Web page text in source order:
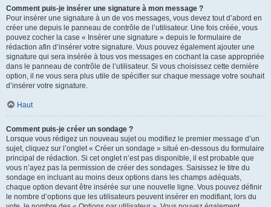
Comment puis-je insérer une signature à mon message ?
Pour insérer une signature à un de vos messages, vous devez tout d’abord en
créer une depuis le panneau de contrôle de l’utilisateur. Une fois créée, vous
pouvez cocher la case « Insérer une signature » depuis le formulaire de
rédaction afin d’insérer votre signature. Vous pouvez également ajouter une
signature qui sera insérée à tous vos messages en cochant la case appropriée
dans le panneau de contrôle de l’utilisateur. Si vous choisissez cette dernière
option, il ne vous sera plus utile de spécifier sur chaque message votre souhait
d’insérer votre signature.
Haut
Comment puis-je créer un sondage ?
Lorsque vous rédigez un nouveau sujet ou modifiez le premier message d’un
sujet, cliquez sur l’onglet « Créer un sondage » situé en-dessous du formulaire
principal de rédaction. Si cet onglet n’est pas disponible, il est probable que
vous n’ayez pas la permission de créer des sondages. Saisissez le titre du
sondage en incluant au moins deux options dans les champs adéquats,
chaque option devant être insérée sur une nouvelle ligne. Vous pouvez définir
le nombre d’options que les utilisateurs peuvent insérer en modifiant, lors du